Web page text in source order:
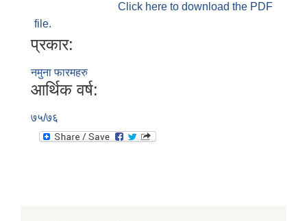
Click here to download the PDF
file.
प्रकार:
नमुना फारमहरु
आर्थिक वर्ष:
७५/७६